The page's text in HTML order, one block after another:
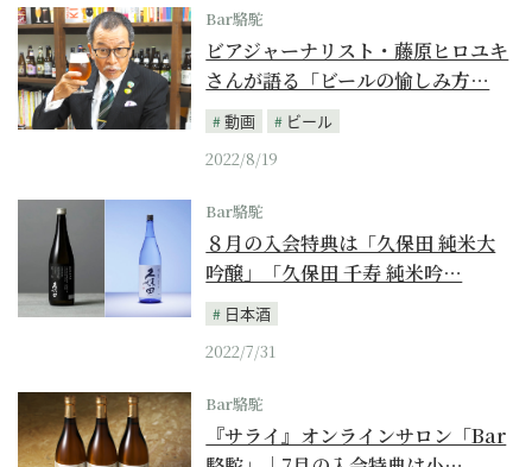
Bar駱駝
ビアジャーナリスト・藤原ヒロユキ
さんが語る「ビールの愉しみ方…
動画
ビール
2022/8/19
Bar駱駝
８月の入会特典は「久保田 純米大
吟醸」「久保田 千寿 純米吟…
日本酒
2022/7/31
Bar駱駝
『サライ』オンラインサロン「Bar